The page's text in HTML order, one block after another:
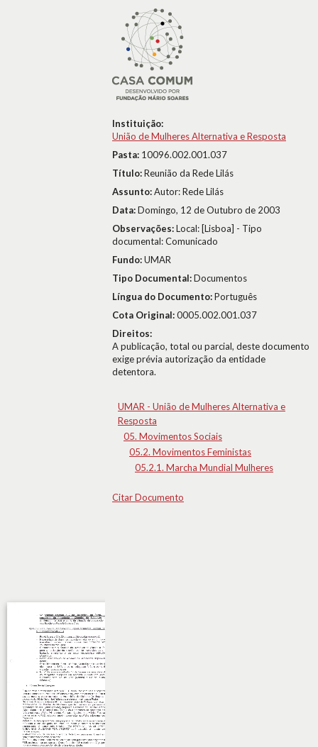
Instituição:
União de Mulheres Alternativa e Resposta
Pasta: 10096.002.001.037
Título:Reunião da Rede Lilás
Assunto:Autor: Rede Lilás
Data:Domingo, 12 de Outubro de 2003
Observações:Local: [Lisboa] - Tipo
documental: Comunicado
Fundo:UMAR
Tipo Documental:Documentos
Língua do Documento:Português
Cota Original:0005.002.001.037
Direitos:
A publicação, total ou parcial, deste documento
exige prévia autorização da entidade
detentora.
UMAR - União de Mulheres Alternativa e
Resposta
05. Movimentos Sociais
05.2. Movimentos Feministas
05.2.1. Marcha Mundial Mulheres
Citar Documento